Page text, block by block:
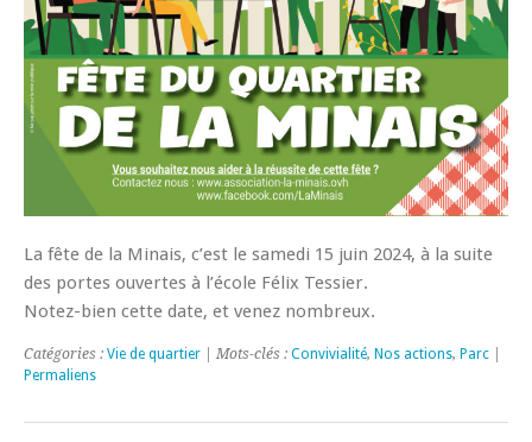
La fête de la Minais, c’est le samedi 15 juin 2024, à la suite
des portes ouvertes à l’école Félix Tessier.
Notez-bien cette date, et venez nombreux.
Catégories : Vie de quartier | Mots-clés : Convivialité, Nos actions, Parc
Permaliens